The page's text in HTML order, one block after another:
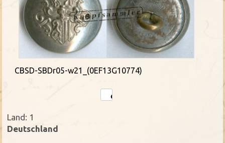
CBSD-SBDr05-w21_(0EF13G10774)
Land: 1
Deutschland